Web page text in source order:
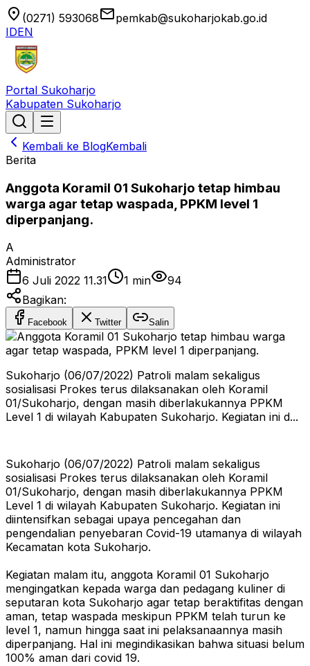
location_on (0271) 593068emailpemkab@sukoharjokab.go.id
IDEN
Portal Sukoharjo
Kabupaten Sukoharjo
Kembali ke BlogKembali
Berita
Anggota Koramil 01 Sukoharjo tetap himbau
warga agar tetap waspada, PPKM level 1
diperpanjang.
A
Administrator
6 Juli 2022 11.31
1 min
94
Bagikan:
Facebook Twitter Salin
Sukoharjo (06/07/2022) Patroli malam sekaligus
sosialisasi Prokes terus dilaksanakan oleh Koramil
01/Sukoharjo, dengan masih diberlakukannya PPKM
Level 1 di wilayah Kabupaten Sukoharjo. Kegiatan ini d...
Sukoharjo (06/07/2022) Patroli malam sekaligus
sosialisasi Prokes terus dilaksanakan oleh Koramil
01/Sukoharjo, dengan masih diberlakukannya PPKM
Level 1 di wilayah Kabupaten Sukoharjo. Kegiatan ini
diintensifkan sebagai upaya pencegahan dan
pengendalian penyebaran Covid-19 utamanya di wilayah
Kecamatan kota Sukoharjo.
Kegiatan malam itu, anggota Koramil 01 Sukoharjo
mengingatkan kepada warga dan pedagang kuliner di
seputaran kota Sukoharjo agar tetap beraktifitas dengan
aman, tetap waspada meskipun PPKM telah turun ke
level 1, namun hingga saat ini pelaksanaannya masih
diperpanjang. Hal ini megindikasikan bahwa situasi belum
100% aman dari covid 19.